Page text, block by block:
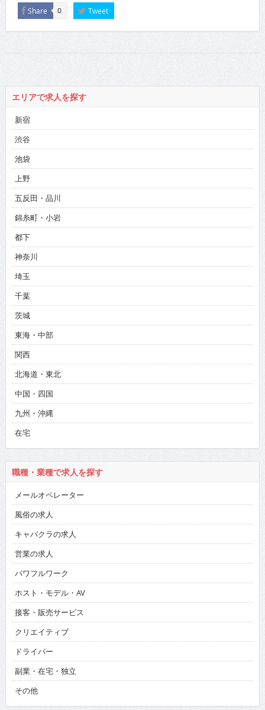
Share 0 Tweet
エリアで求人を探す
新宿
渋谷
池袋
上野
五反田・品川
錦糸町・小岩
都下
神奈川
埼玉
千葉
茨城
東海・中部
関西
北海道・東北
中国・四国
九州・沖縄
在宅
職種・業種で求人を探す
メールオペレーター
風俗の求人
キャバクラの求人
営業の求人
パワフルワーク
ホスト・モデル・AV
接客・販売サービス
クリエイティブ
ドライバー
副業・在宅・独立
その他